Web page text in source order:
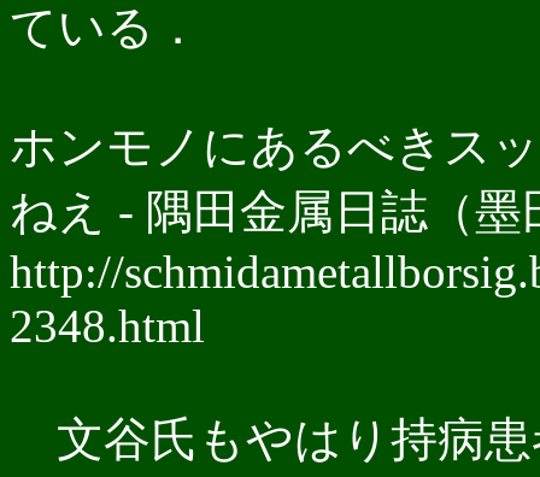
ている．
ホンモノにあるべきス
ねえ - 隅田金属日誌（墨
http://
2348.html
文谷氏もやはり持病